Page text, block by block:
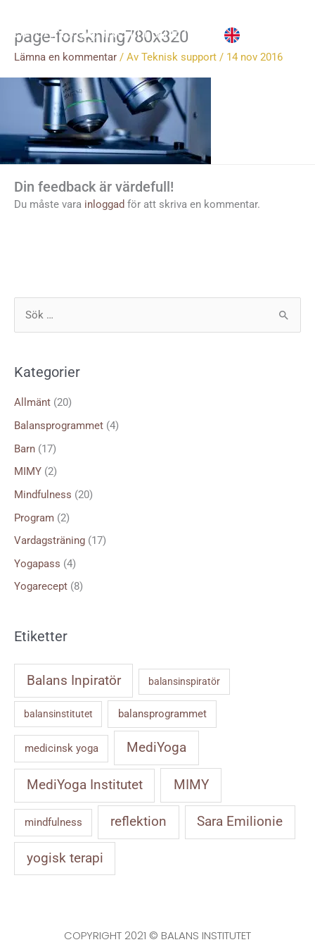
innehåll
page-forskning780x320
Lämna en kommentar / Av Teknisk support / 14 nov 2016
Din feedback är värdefull!
Du måste vara inloggad för att skriva en kommentar.
e
f
t
Kategorier
Allmänt (20)
Balansprogrammet (4)
Barn (17)
MIMY (2)
Mindfulness (20)
Program (2)
Vardagsträning (17)
Yogapass (4)
Yogarecept (8)
Etiketter
Balans Inpiratör balansinspiratör
balansinstitutet balansprogrammet
medicinsk yoga MediYoga
MediYoga Institutet MIMY
mindfulness reflektion Sara Emilionie
yogisk terapi
COPYRIGHT 2021 © BALANS INSTITUTET